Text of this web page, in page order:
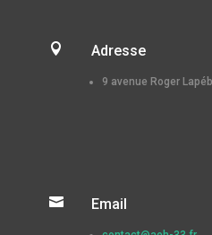
 Adresse
9 avenue Roger
 Email